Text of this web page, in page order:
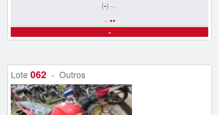
(-) -..
.. ..
-
Lote 062 - Outros